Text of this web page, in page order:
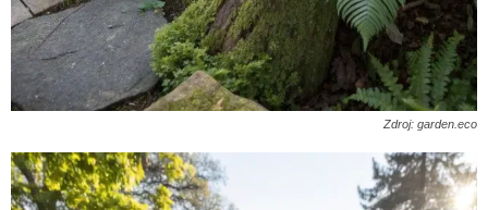
Zdroj: garden.eco